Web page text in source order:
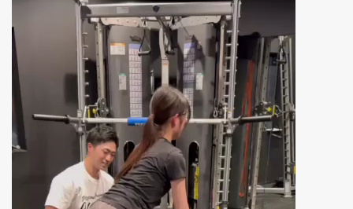
画
プ
レ
ー
ヤ